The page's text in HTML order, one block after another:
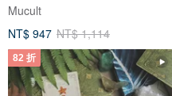
Mucult
NT$ 947 NT$ 1,114
82 折